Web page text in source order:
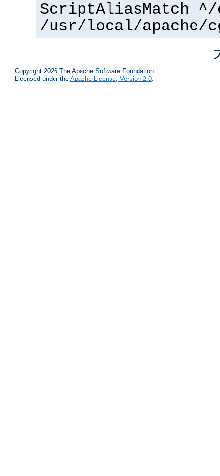
ScriptAliasMatch
/usr/local/apache/
Copyright 2026 The Apache Software Foundation.
Licensed under the Apache License, Version 2.0.